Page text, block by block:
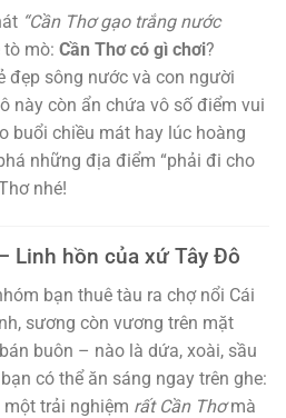
“Cần Thơ gạo trắng nước
tò mò: Cần Thơ có gì chơi?
đẹp sông nước và con người
này còn ẩn chứa vô số điểm vui
buổi chiều mát hay lúc hoàng
những địa điểm “phải đi cho
nhé!
Linh hồn của xứ Tây Đô
bạn thuê tàu ra chợ nổi Cái
sương còn vương trên mặt
buôn – nào là dứa, xoài, sầu
có thể ăn sáng ngay trên ghe:
trải nghiệm rất Cần Thơmà